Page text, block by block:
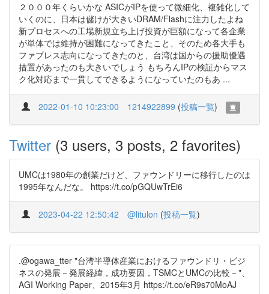
２０００年くらいかな ASICがIPを使って微細化、複雑化して
いくのに、日本は儲けが大きいDRAM/Flashに注力したよね
新プロセスへの工場新規立ち上げ投資が巨額になって各企業
が単体では維持が困難になってきたこと、そのため各大手も
ファブレス志向になってきたのと、台湾は国からの援助優遇
措置があったのも大きいでしょう もちろんIPの検証からマス
ク化対応まで一貫してできるようになっていたのもあ ...
2022-01-10 10:23:00 1214922899 (投稿一覧)
Twitter (3 users, 3 posts, 2 favorites)
UMCは1980年の創業だけど、ファウンドリーに移行したのは
1995年なんだな。 https://t.co/pGQUwTrEi6
2023-04-22 12:50:42 @litulon (投稿一覧)
.@ogawa_tter "台湾半導体産業におけるファウンドリ・ビジ
ネスの発展－発展経緯，成功要因，TSMCとUMCの比較－"、
AGI Working Paper、2015年3月 https://t.co/eR9s70MoAJ